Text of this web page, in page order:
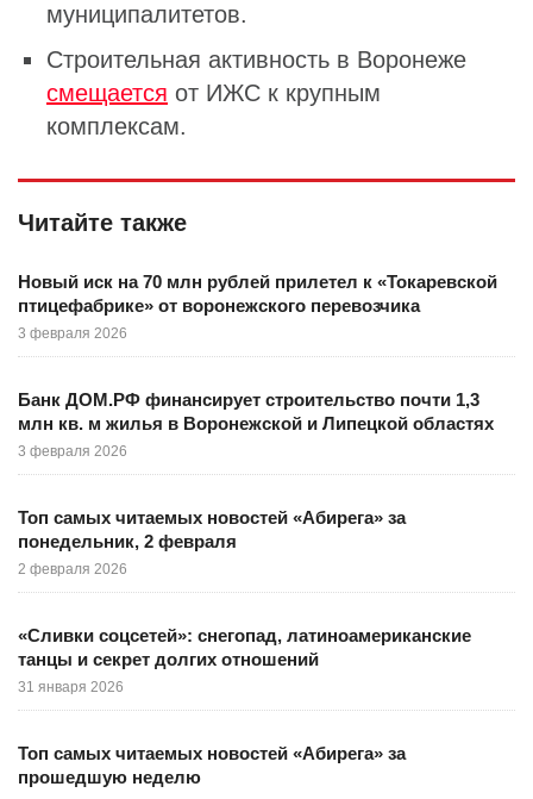
муниципалитетов.
Строительная активность в Воронеже
смещается от ИЖС к крупным
комплексам.
Читайте также
Новый иск на 70 млн рублей прилетел к «Токаревской
птицефабрике» от воронежского перевозчика
3 февраля 2026
Банк ДОМ.РФ финансирует строительство почти 1,3
млн кв. м жилья в Воронежской и Липецкой областях
3 февраля 2026
Топ самых читаемых новостей «Абирега» за
понедельник, 2 февраля
2 февраля 2026
«Сливки соцсетей»: снегопад, латиноамериканские
танцы и секрет долгих отношений
31 января 2026
Топ самых читаемых новостей «Абирега» за
прошедшую неделю